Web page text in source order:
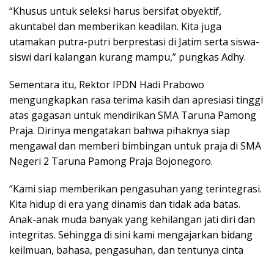
“Khusus untuk seleksi harus bersifat obyektif,
akuntabel dan memberikan keadilan. Kita juga
utamakan putra-putri berprestasi di Jatim serta siswa-
siswi dari kalangan kurang mampu,” pungkas Adhy.
Sementara itu, Rektor IPDN Hadi Prabowo
mengungkapkan rasa terima kasih dan apresiasi tinggi
atas gagasan untuk mendirikan SMA Taruna Pamong
Praja. Dirinya mengatakan bahwa pihaknya siap
mengawal dan memberi bimbingan untuk praja di SMA
Negeri 2 Taruna Pamong Praja Bojonegoro.
“Kami siap memberikan pengasuhan yang terintegrasi.
Kita hidup di era yang dinamis dan tidak ada batas.
Anak-anak muda banyak yang kehilangan jati diri dan
integritas. Sehingga di sini kami mengajarkan bidang
keilmuan, bahasa, pengasuhan, dan tentunya cinta